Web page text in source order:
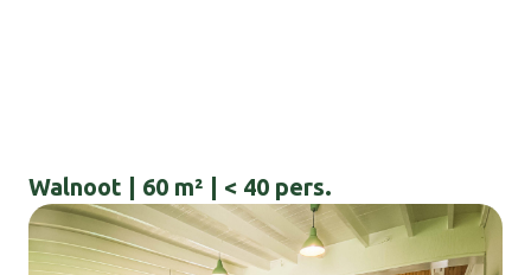
Walnoot | 60 m² | < 40 pers.